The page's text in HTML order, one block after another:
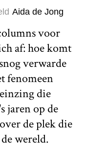
Aida de Jong
voor
af: hoe komt
verwarde
fenomeen
die
jaren op de
de plek die
wereld.